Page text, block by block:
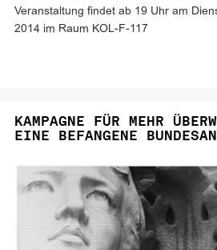
Veranstaltung findet ab 19 Uhr am
2014 im Raum KOL-F-117
KAMPAGNE FÜR MEHR
EINE BEFANGENE